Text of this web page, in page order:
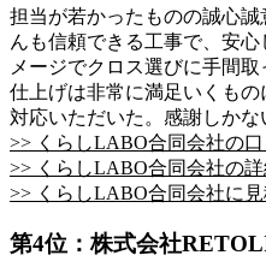
担当が若かったものの誠心
んも信頼できる工事で、安
メージでクロス選びに手間
仕上げは非常に満足いくもの
対応いただいた。感謝しかな
>> くらしLABO合同会社の
>> くらしLABO合同会社の
>> くらしLABO合同会社に
第4位：株式会社